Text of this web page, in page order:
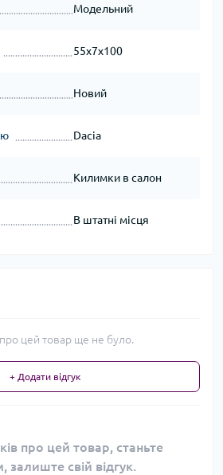
Модельний
55x7x100
Новий
Dacia
Килимки в салон
В штатні місця
про цей товар ще не було.
+ Додати відгук
про цей товар, станьте
залиште свій відгук.